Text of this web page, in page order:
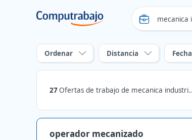
Ordenar Distancia Fecha
27Ofertas de trabajo de mecanica industrial en Cota, Cundinamarca
operador mecanizado